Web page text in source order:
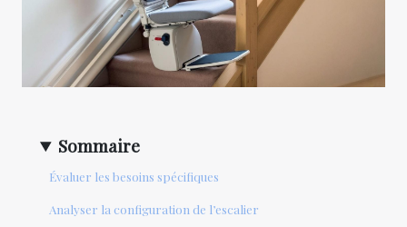
Sommaire
Évaluer les besoins spécifiques
Analyser la configuration de l’escalier